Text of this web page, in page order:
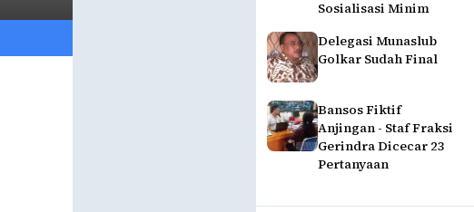
Sosialisasi Minim
Delegasi Munaslub
Golkar Sudah Final
Bansos Fiktif
Anjingan - Staf Fraksi
Gerindra Dicecar 23
Pertanyaan